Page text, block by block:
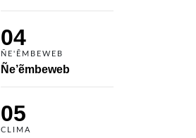
04
ÑE'ẼMBEWEB
Ñe’ẽmbeweb
05
CLIMA